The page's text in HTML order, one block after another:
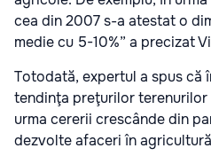
cea din 2007 s-a atestat o
medie cu 5-10%” a precizat
Totodată, expertul a spus că
tendinţa preţurilor
urma cererii crescânde din
dezvolte afaceri în